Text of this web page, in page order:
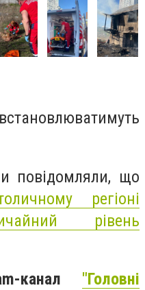
повідомляли, що
регіоні
рівень
канал "Головні